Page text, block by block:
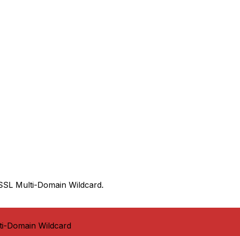
Multi-Domain Wildcard.
Domain Wildcard